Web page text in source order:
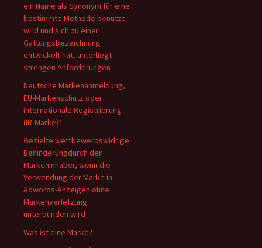
ein Name als Synonym für eine
bestimmte Methode benutzt
wird und sich zu einer
Gattungsbezeichnung
entwickelt hat, unterliegt
strengen Anforderungen
Deutsche Markenanmeldung,
EU-Markenschutz oder
internationale Registrierung
(IR-Marke)?
Gezielte wettbewerbswidrige
Behinderungdurch den
Markeninhaber, wenn die
Verwendung der Marke in
Adwords-Anzeigen ohne
Markenverletzung
unterbunden wird
Was ist eine Marke?